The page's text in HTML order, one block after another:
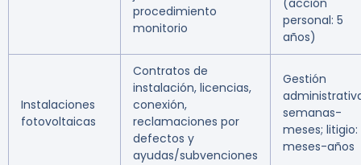
procedimiento
monitorio
(acción
personal: 5
años)
Instalaciones
fotovoltaicas
Contratos de
instalación, licencias,
conexión,
reclamaciones por
defectos y
ayudas/subvenciones
Gestión
semanas-
meses; litigio:
meses-años